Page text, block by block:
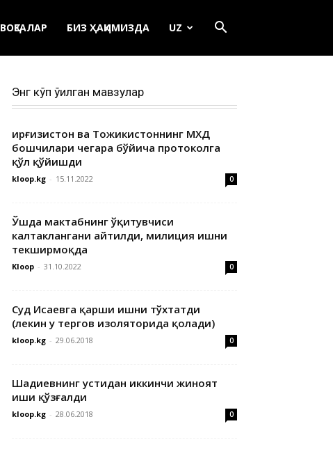
ВОҚЕАЛАР БИЗ ҲАҚИМИЗДА UZ
Энг кўп ўқилган мавзулар
Қирғизистон ва Тожикистоннинг МХДҚ
бошчилари чегара бўйича протоколга
қўл қўйишди
kloop.kg - 15.11.2022 0
Ўшда мактабнинг ўқитувчиси
калтаклангани айтилди, милиция ишни
текширмоқда
Kloop - 31.10.2022 0
Суд Исаевга қарши ишни тўхтатди
(лекин у тергов изоляторида қолади)
kloop.kg - 29.06.2018 0
Шадиевнинг устидан иккинчи жиноят
иши қўзғалди
kloop.kg - 28.06.2018 0